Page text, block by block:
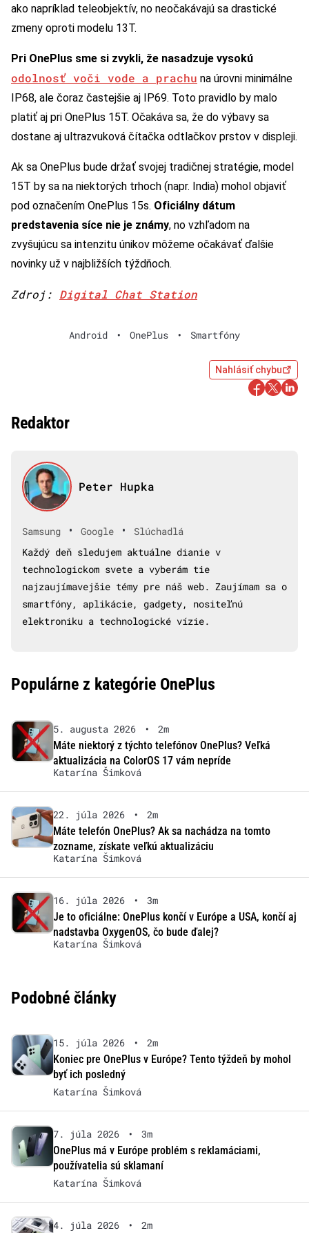
ako napríklad teleobjektív, no neočakávajú sa drastické
zmeny oproti modelu 13T.
Pri OnePlus sme si zvykli, že nasadzuje vysokú
odolnosť voči vode a prachu na úrovni minimálne
IP68, ale čoraz častejšie aj IP69. Toto pravidlo by malo
platiť aj pri OnePlus 15T. Očakáva sa, že do výbavy sa
dostane aj ultrazvuková čítačka odtlačkov prstov v displeji.
Ak sa OnePlus bude držať svojej tradičnej stratégie, model
15T by sa na niektorých trhoch (napr. India) mohol objaviť
pod označením OnePlus 15s. Oficiálny dátum
predstavenia síce nie je známy, no vzhľadom na
zvyšujúcu sa intenzitu únikov môžeme očakávať ďalšie
novinky už v najbližších týždňoch.
Zdroj: Digital Chat Station
Android • OnePlus • Smartfóny
Nahlásiť chybu
Redaktor
Peter Hupka
Samsung • Google •
Slúchadlá
Každý deň sledujem aktuálne dianie v
technologickom svete a vyberám tie
najzaujímavejšie témy pre náš web. Zaujímam sa o
smartfóny, aplikácie, gadgety, nositeľnú
elektroniku a technologické vízie.
Populárne z kategórie OnePlus
5. augusta 2026 •
2m
Máte niektorý z týchto telefónov OnePlus? Veľká
aktualizácia na ColorOS 17 vám nepríde
Katarína Šimková
22. júla 2026 •
2m
Máte telefón OnePlus? Ak sa nachádza na tomto
zozname, získate veľkú aktualizáciu
Katarína Šimková
16. júla 2026 •
3m
Je to oficiálne: OnePlus končí v Európe a USA, končí aj
nadstavba OxygenOS, čo bude ďalej?
Katarína Šimková
Podobné články
15. júla 2026 •
2m
Koniec pre OnePlus v Európe? Tento týždeň by mohol
byť ich posledný
Katarína Šimková
7. júla 2026 •
3m
OnePlus má v Európe problém s reklamáciami,
používatelia sú sklamaní
Katarína Šimková
4. júla 2026 •
2m